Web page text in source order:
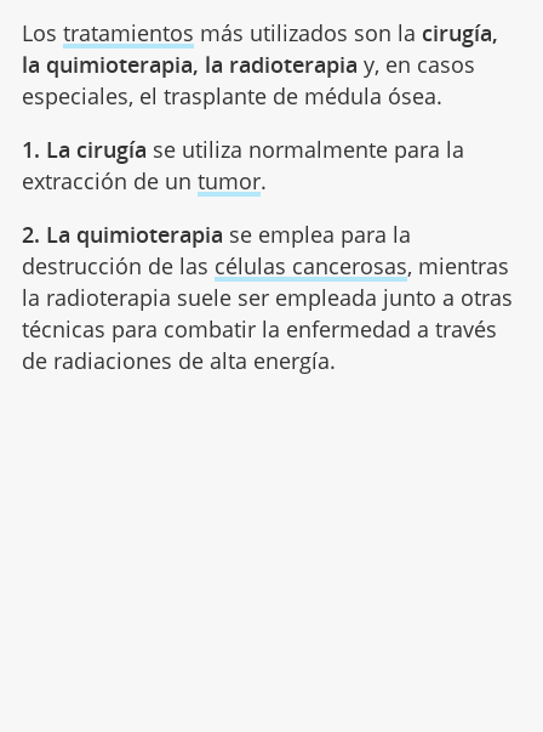
Los tratamientos más utilizados son la cirugía,
la quimioterapia, la radioterapia y, en casos
especiales, el trasplante de médula ósea.
1. La cirugía se utiliza normalmente para la
extracción de un tumor.
2. La quimioterapia se emplea para la
destrucción de las células cancerosas, mientras
la radioterapia suele ser empleada junto a otras
técnicas para combatir la enfermedad a través
de radiaciones de alta energía.